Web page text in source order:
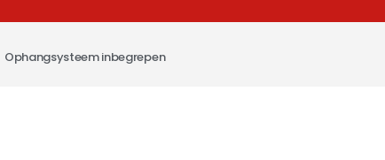
Ophangsysteem inbegrepen